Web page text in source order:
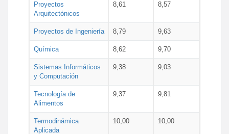
Proyectos
Arquitectónicos
8,61 8,57
Proyectos de Ingeniería 8,79 9,63
Química 8,62 9,70
Sistemas Informáticos
y Computación
9,38 9,03
Tecnología de
Alimentos
9,37 9,81
Termodinámica
Aplicada
10,00 10,00